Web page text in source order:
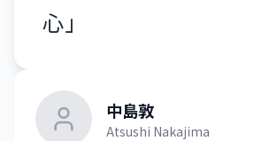
心 」
中島敦
Atsushi Nakajima